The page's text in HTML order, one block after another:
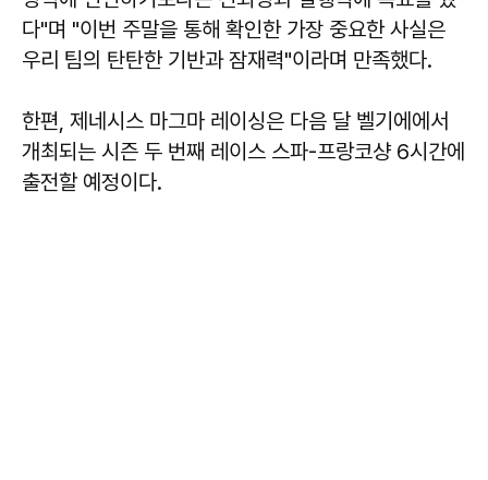
다"며 "이번 주말을 통해 확인한 가장 중요한 사실은
우리 팀의 탄탄한 기반과 잠재력"이라며 만족했다.
한편, 제네시스 마그마 레이싱은 다음 달 벨기에에서
개최되는 시즌 두 번째 레이스 스파-프랑코샹 6시간에
출전할 예정이다.